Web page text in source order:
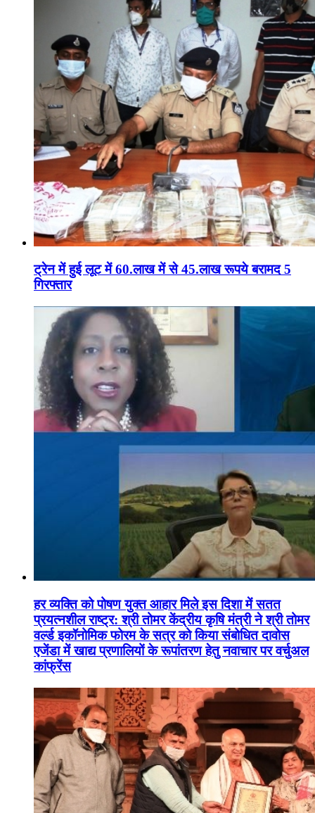
ट्रेन में हुई लूट में 60.लाख में से 45.लाख रूपये बरामद 5
गिरफ्तार
हर व्यक्ति को पोषण युक्त आहार मिले इस दिशा में सतत
प्रयत्नशील राष्ट्र: श्री तोमर केंद्रीय कृषि मंत्री ने श्री तोमर
वर्ल्ड इकॉनोमिक फोरम के सत्र को किया संबोधित दावोस
एजेंडा में खाद्य प्रणालियों के रूपांतरण हेतु नवाचार पर वर्चुअल
कांफ्रेंस